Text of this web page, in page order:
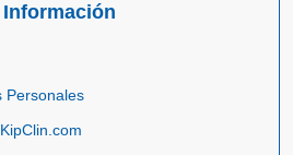
Personales